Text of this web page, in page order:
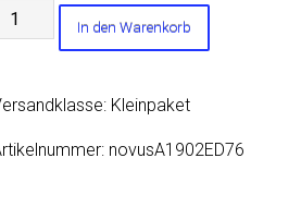
Novus
In den Warenkorb
Kleinpaket
novusA1902ED76